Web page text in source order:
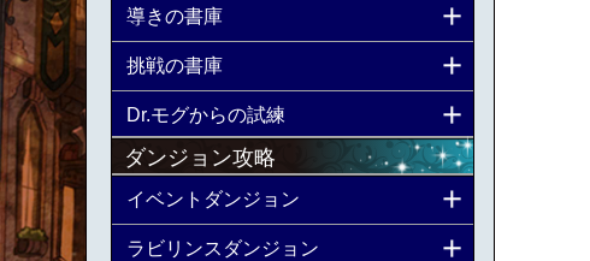
導きの書庫
挑戦の書庫
Dr.モグからの試練
ダンジョン攻略
イベントダンジョン
ラビリンスダンジョン